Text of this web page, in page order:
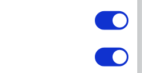
profielpagina, waarop